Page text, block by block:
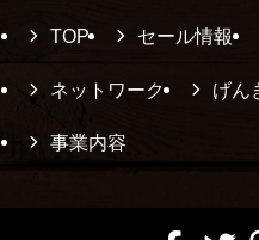
TOP セール情報
ネットワーク げん
事業内容